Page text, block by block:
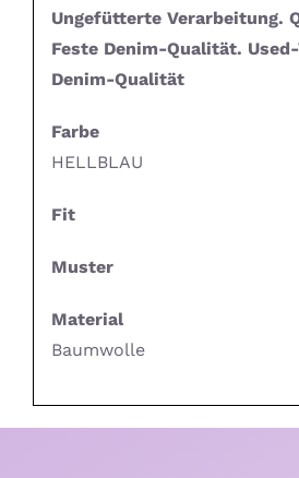
Ungefütterte Verarbeitung.
Feste Denim-Qualität.
Denim-Qualität
Farbe
HELLBLAU
Fit
Muster
Material
Baumwolle